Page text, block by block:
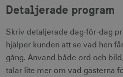
Detaljerade program
Skriv detaljerade dag-för-dag
hjälper kunden att se vad hen
gång. Använd både ord och
talar lite mer om vad gästerna